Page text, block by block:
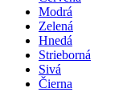
Modrá
Zelená
Hnedá
Strieborná
Sivá
Čierna